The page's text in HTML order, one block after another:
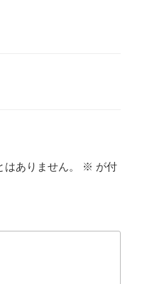
ありません。 ※ が付